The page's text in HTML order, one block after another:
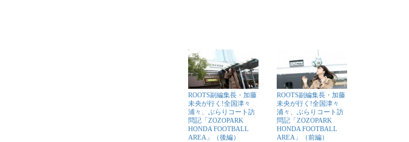
ROOTS副編集長・加藤
未央が行く!全国津々
浦々、ぶらりコート訪
問記「ZOZOPARK
HONDA FOOTBALL
AREA」（後編）
ROOTS副編集長・加藤
未央が行く!全国津々
浦々、ぶらりコート訪
問記「ZOZOPARK
HONDA FOOTBALL
AREA」（前編）